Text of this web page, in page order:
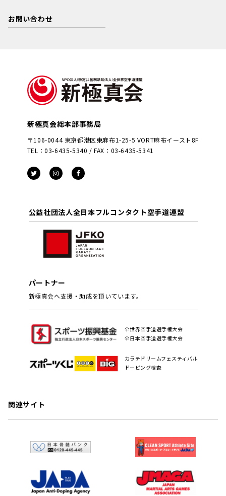
お問い合わせ
新極真会総本部事務局
〒106-0044 東京都港区東麻布1-25-5 VORT麻布イースト8F
TEL：03-6435-5340 / FAX：03-6435-5341
公益社団法人全日本フルコンタクト空手道連盟
パートナー
新極真会へ支援・助成を頂いています。
全世界空手道選手権大会
全日本空手道選手権大会
カラテドリームフェスティバル
ドーピング検査
関連サイト